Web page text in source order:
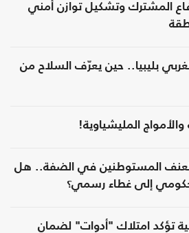
المشترك وتشكيل توازن أمني
بليبيا.. حين يعرّف السلاح من
والأمواج المليشياوية!
لعنف المستوطنين في الضفة.. هل
إلى غطاء رسمي؟
تؤكد امتلاك "أدوات" لضمان